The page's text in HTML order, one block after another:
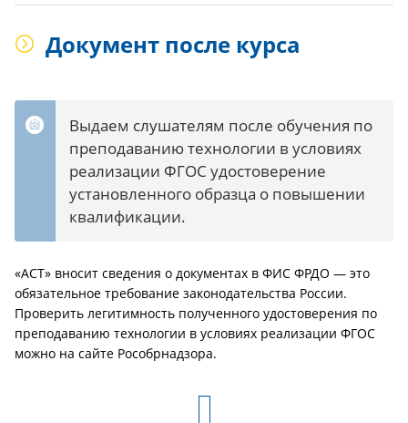
Документ после курса
Выдаем слушателям после обучения по
преподаванию технологии в условиях
реализации ФГОС удостоверение
установленного образца о повышении
квалификации.
«АСТ» вносит сведения о документах в ФИС ФРДО — это
обязательное требование законодательства России.
Проверить легитимность полученного удостоверения по
преподаванию технологии в условиях реализации ФГОС
можно на сайте Рособрнадзора.